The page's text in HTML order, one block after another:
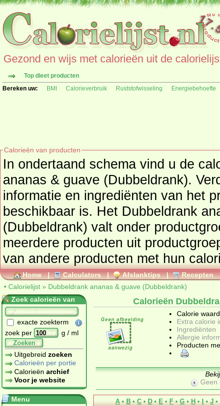
Gezond en wijs met calorieën uit de
Top dieet producten
Bereken uw:
BMI Calorieverbruik Ruststofwisseling Energiebehoefte
Calorieën van producten
In ondertaand schema vind u de
ananas & guave (Dubbeldrank).
informatie en ingrediënten van het product, mits deze informatie
beschikbaar is. Het Dubbeldrank
(Dubbeldrank) valt onder
meerdere producten uit
Home | Calculators | Afslanktips | Recepten
• Calorielijst » Dubbeldrank ananas & guave (Dubbeldrank)
Zoek calorieën van
exacte zoekterm
zoek per
g / ml
Zoeken
Uitgebreid zoeken
Calorieën per portie
Calorieën archief
Voor je website
Menu
Calorieën
Calorie
Extra calorie
Ingrediënten
Allergie
Producten
Geen
A • B • C • D • E • F • G • H • I • J •